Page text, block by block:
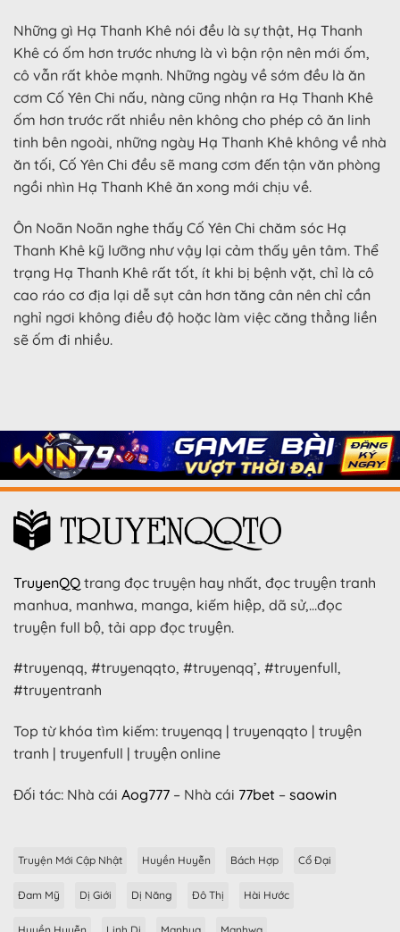
Những gì Hạ Thanh Khê nói đều là sự thật, Hạ Thanh
Khê có ốm hơn trước nhưng là vì bận rộn nên mới ốm,
cô vẫn rất khỏe mạnh. Những ngày về sớm đều là ăn
cơm Cố Yên Chi nấu, nàng cũng nhận ra Hạ Thanh Khê
ốm hơn trước rất nhiều nên không cho phép cô ăn linh
tinh bên ngoài, những ngày Hạ Thanh Khê không về nhà
ăn tối, Cố Yên Chi đều sẽ mang cơm đến tận văn phòng
ngồi nhìn Hạ Thanh Khê ăn xong mới chịu về.
Ôn Noãn Noãn nghe thấy Cố Yên Chi chăm sóc Hạ
Thanh Khê kỹ lưỡng như vậy lại cảm thấy yên tâm. Thể
trạng Hạ Thanh Khê rất tốt, ít khi bị bệnh vặt, chỉ là cô
cao ráo cơ địa lại dễ sụt cân hơn tăng cân nên chỉ cần
nghỉ ngơi không điều độ hoặc làm việc căng thẳng liền
sẽ ốm đi nhiều.
TruyenQQ trang đọc truyện hay nhất, đọc truyện tranh
manhua, manhwa, manga, kiếm hiệp, dã sử,…đọc
truyện full bộ, tải app đọc truyện.
#truyenqq, #truyenqqto, #truyenqq’, #truyenfull,
#truyentranh
Top từ khóa tìm kiếm: truyenqq | truyenqqto | truyện
tranh | truyenfull | truyện online
Đối tác: Nhà cái Aog777 – Nhà cái 77bet – saowin
Truyện Mới Cập Nhật Huyền Huyễn Bách Hợp Cổ Đại
Đam Mỹ Dị Giới Dị Năng Đô Thị Hài Hước